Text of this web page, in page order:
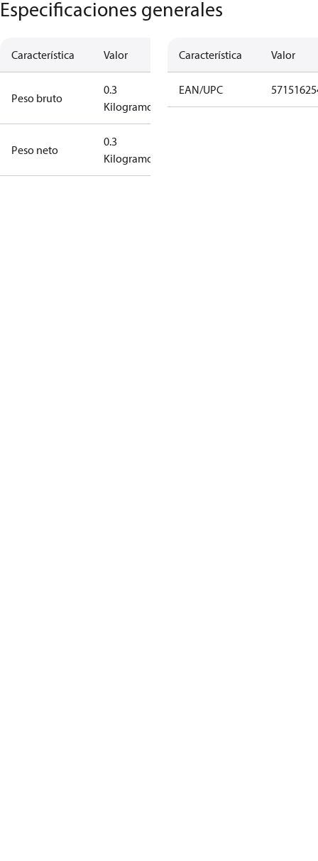
Especificaciones generales
Característica Valor
Peso bruto
0.3
Kilogramo
Peso neto
0.3
Kilogramo
Característica Valor
EAN/UPC